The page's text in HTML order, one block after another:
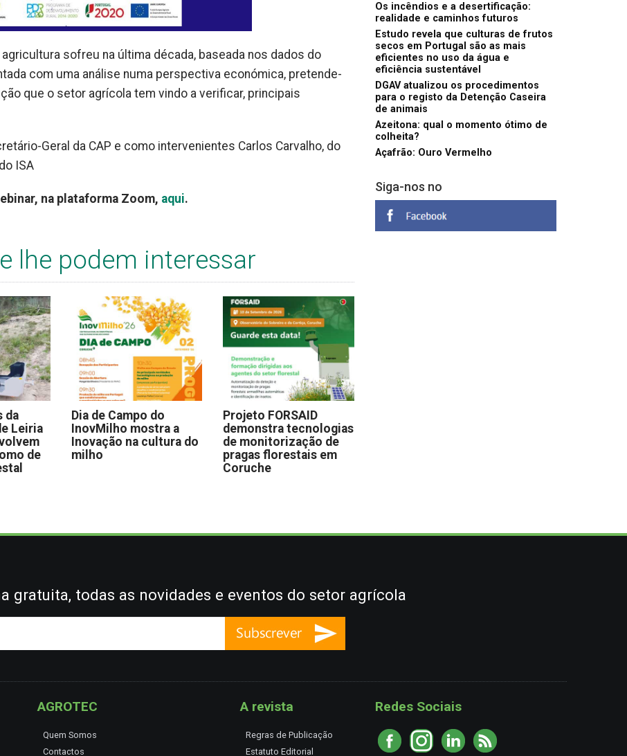
sofreu na última década, baseada nos dados do
com uma análise numa perspectiva económica, pretende-
que o setor agrícola tem vindo a verificar, principais
Geral da CAP e como intervenientes Carlos Carvalho, do
ISA
na plataforma Zoom, aqui.
lhe podem interessar
da
Leiria
de
Dia de Campo do
InovMilho mostra a
Inovação na cultura do
milho
Projeto FORSAID
demonstra tecnologias
de monitorização de
pragas florestais em
Coruche
Os incêndios e a desertificação:
realidade e caminhos futuros
Estudo revela que culturas de frutos
secos em Portugal são as mais
eficientes no uso da água e
eficiência sustentável
DGAV atualizou os procedimentos
para o registo da Detenção Caseira
de animais
Azeitona: qual o momento ótimo de
colheita?
Açafrão: Ouro Vermelho
Siga-nos no
gratuita, todas as novidades e eventos do setor agrícola
AGROTEC
Quem Somos
Contactos
A revista
Regras de Publicação
Estatuto Editorial
Redes Sociais